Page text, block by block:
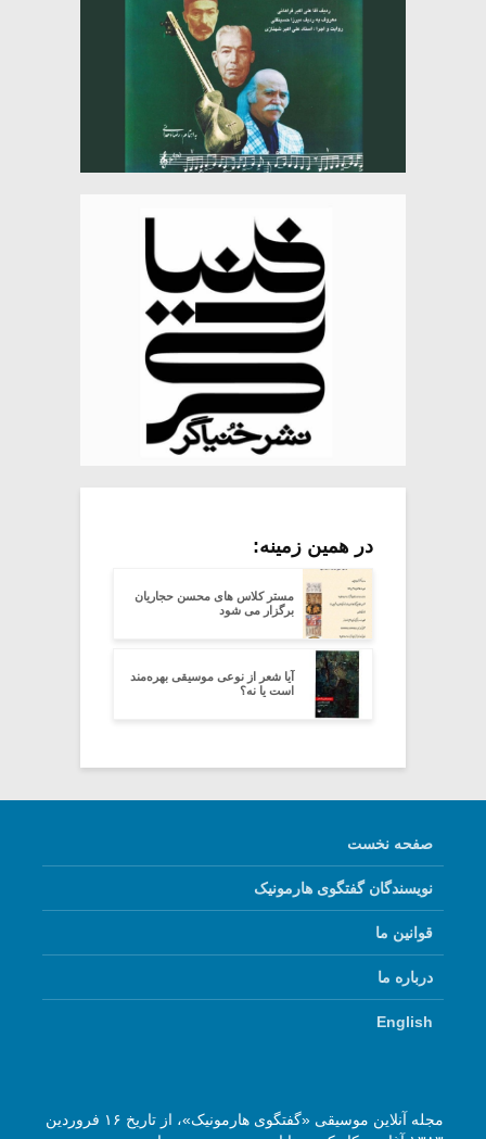
در همین زمینه:
مستر کلاس های محسن حجاریان
برگزار می شود
آیا شعر از نوعی موسیقی بهره‌مند
است یا نه؟
صفحه نخست
نویسندگان گفتگوی هارمونیک
قوانین ما
درباره ما
English
مجله آنلاین موسیقی «گفتگوی هارمونیک»، از تاریخ ۱۶ فروردین